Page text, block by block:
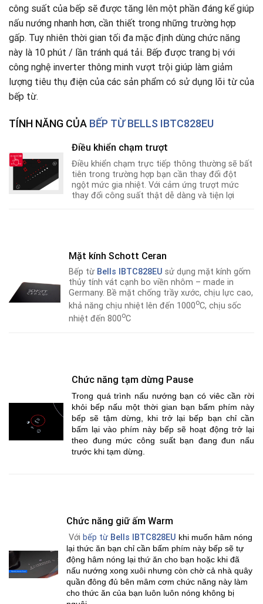
công suất của bếp sẽ được tăng lên một phần đáng kể giúp
nấu nướng nhanh hơn, cần thiết trong những trường hợp
gấp. Tuy nhiên thời gian tối đa mặc định dùng chức năng
này là 10 phút / lần tránh quá tải. Bếp được trang bị với
công nghệ inverter thông minh vượt trội giúp làm giảm
lượng tiêu thụ điện của các sản phẩm có sử dụng lõi từ của
bếp từ.
TÍNH NĂNG CỦA BẾP TỪ BELLS IBTC828EU
Điều khiển chạm trượt
Điều khiển chạm trực tiếp thông thường sẽ bất
tiên trong trường hợp bạn cần thay đổi đột
ngột mức gia nhiệt. Với cảm ứng trượt mức
thay đổi công suất thật dễ dàng và tiện lợi
Mặt kính Schott Ceran
Bếp từ Bells IBTC828EU sử dụng mặt kính gốm
thủy tính vát cạnh bo viền nhôm – made in
Germany. Bề mặt chống trầy xước, chịu lực cao,
khả năng chịu nhiệt lên đến 1000oC, chịu sốc
nhiệt đến 800oC
Chức năng tạm dừng Pause
Trong quá trình nấu nướng bạn có viêc cần rời
khỏi bếp nấu một thời gian bạn bấm phím này
bếp sẽ tậm dừng, khi trở lại bếp bạn chỉ cần
bấm lại vào phím này bếp sẽ hoạt động trở lại
theo đung mức công suất bạn đang đun nấu
trước khi tạm dừng.
Chức năng giữ ấm Warm
Với bếp từ Bells IBTC828EU khi muốn hâm nóng
lại thức ăn bạn chỉ cần bấm phím này bếp sẽ tự
động hâm nóng lại thứ ăn cho bạn hoặc khi đã
nấu nướng xong xuôi nhưng còn chờ cả nhà quây
quần đông đủ bên mâm cơm chức năng này làm
cho thức ăn của bạn luôn luôn nóng không bị